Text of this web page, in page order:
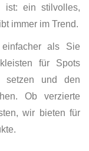
ist: ein stilvolles,
immer im Trend.
als Sie
für Spots
setzen und den
Ob verzierte
wir bieten für